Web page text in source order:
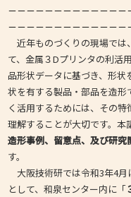
－－－－－－－－－－－－
－－－－－－－－－－－－－
近年ものづくりの現場では
て、金属３Dプリンタの利活
品形状データに基づき、形
状を有する製品・部品を造
く活用するためには、その
理解することが大切です。本
造形事例、留意点、及び研究
す。
大阪技術研では令和3年4月
として、和泉センター内に「